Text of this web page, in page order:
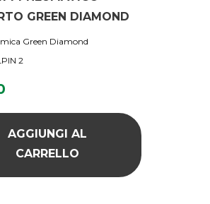
GREEN DIAMOND
Green Diamond
2
AGGIUNGI AL
CARRELLO